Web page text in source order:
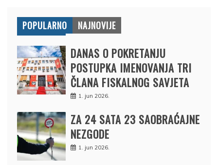
POPULARNO NAJNOVIJE
DANAS O POKRETANJU
POSTUPKA IMENOVANJA TRI
ČLANA FISKALNOG SAVJETA
1. jun 2026.
ZA 24 SATA 23 SAOBRAĆAJNE
NEZGODE
1. jun 2026.